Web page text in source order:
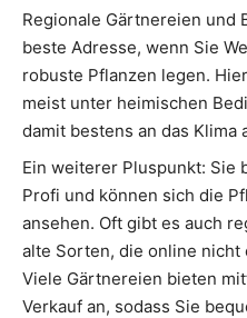
Regionale Gärtnereien und
beste Adresse, wenn Sie
robuste Pflanzen legen.
meist unter heimischen
damit bestens an das Klima
Ein weiterer Pluspunkt: Sie
Profi und können sich die
ansehen. Oft gibt es auch
alte Sorten, die online nicht
Viele Gärtnereien bieten
Verkauf an, sodass Sie